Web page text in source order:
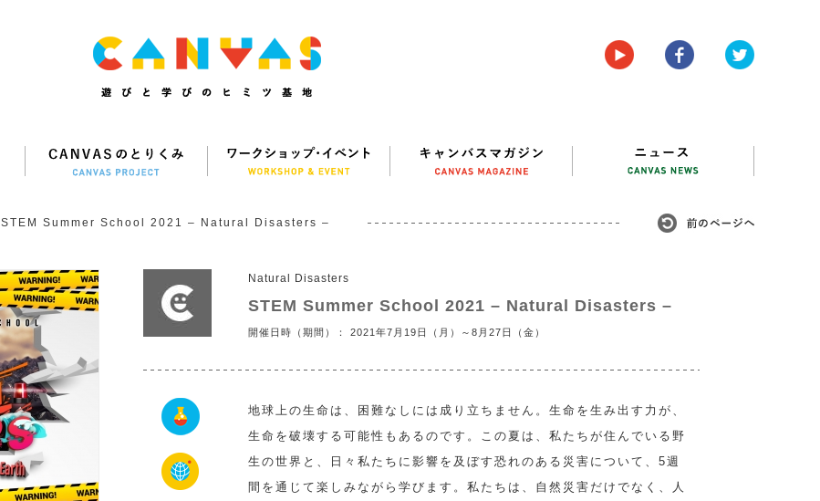
STEM Summer School 2021 – Natural Disasters –
Natural Disasters
STEM Summer School 2021 – Natural Disasters –
開催日時（期間）： 2021年7月19日（月）～8月27日（金）
地球上の生命は、困難なしには成り立ちません。生命を生み出す力が、
生命を破壊する可能性もあるのです。この夏は、私たちが住んでいる野
生の世界と、日々私たちに影響を及ぼす恐れのある災害について、5週
間を通じて楽しみながら学びます。私たちは、自然災害だけでなく、人